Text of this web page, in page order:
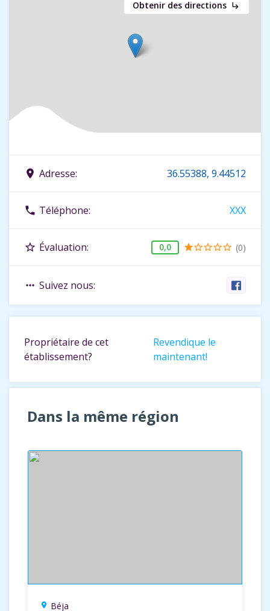
Obtenir des directions subdirectory_arrow_right
place Adresse: 36.55388, 9.44512
phone Téléphone: XXX
star_border Évaluation: 0,0 starstar_borderstar_borderstar_borderstar_border (0)
more_horiz Suivez nous:
Propriétaire de cet
établissement?
Revendique le
maintenant!
Dans la même région
location_on Béja